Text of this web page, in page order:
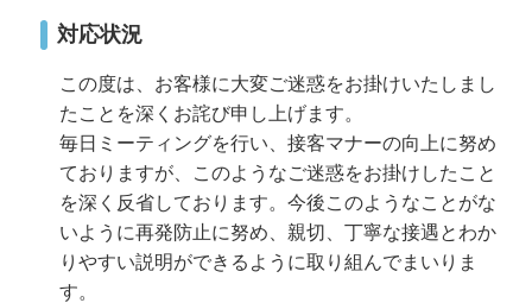
対応状況
この度は、お客様に大変ご迷惑をお掛けいたしまし
たことを深くお詫び申し上げます。
毎日ミーティングを行い、接客マナーの向上に努め
ておりますが、このようなご迷惑をお掛けしたこと
を深く反省しております。今後このようなことがな
いように再発防止に努め、親切、丁寧な接遇とわか
りやすい説明ができるように取り組んでまいりま
す。